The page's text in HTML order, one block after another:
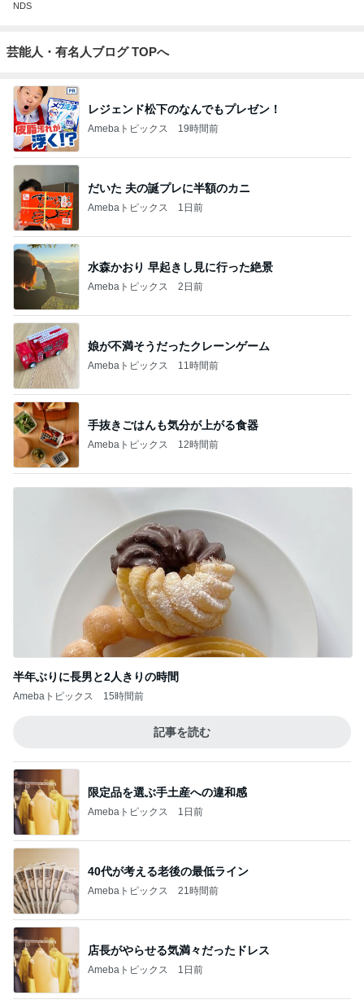
NDS
芸能人・有名人ブログ TOPへ
レジェンド松下のなんでもプレゼン！
Amebaトピックス 19時間前
だいた 夫の誕プレに半額のカニ
Amebaトピックス 1日前
水森かおり 早起きし見に行った絶景
Amebaトピックス 2日前
娘が不満そうだったクレーンゲーム
Amebaトピックス 11時間前
手抜きごはんも気分が上がる食器
Amebaトピックス 12時間前
半年ぶりに長男と2人きりの時間
Amebaトピックス 15時間前
記事を読む
限定品を選ぶ手土産への違和感
Amebaトピックス 1日前
40代が考える老後の最低ライン
Amebaトピックス 21時間前
店長がやらせる気満々だったドレス
Amebaトピックス 1日前